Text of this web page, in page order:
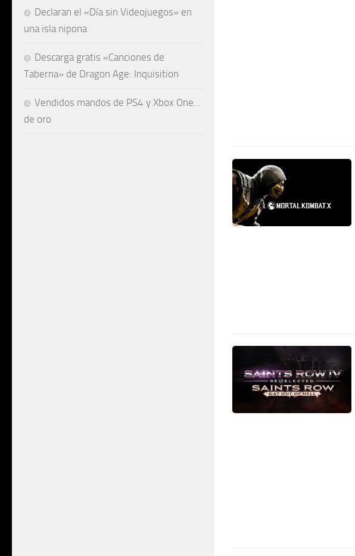
Declaran el «Día sin Videojuegos» en
una isla nipona
Descarga gratis «Canciones de
Taberna» de Dragon Age: Inquisition
Vendidos mandos de PS4 y Xbox One…
de oro